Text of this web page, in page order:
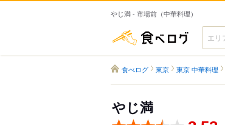
やじ満 - 市場前（中華料理）
食べログ
食べログ 東京 東京 中華料理
やじ満